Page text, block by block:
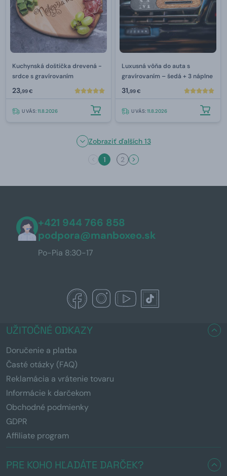
Kuchynská doštička drevená -
srdce s gravírovaním
23,99 €
U VÁS:11.8.2026
Luxusná vôňa do auta s
gravírovaním –⁠ šedá + 3 náplne
31,99 €
U VÁS:11.8.2026
Zobraziť ďalších 13
1
2
+421 944 766 858
podpora@manboxeo.sk
Po-Pia 8:30-17
UŽITOČNÉ ODKAZY
Doručenie a platba
Časté otázky (FAQ)
Reklamácia a vrátenie tovaru
Informácie k darčekom
Obchodné podmienky
GDPR
Affiliate program
PRE KOHO HĽADÁTE DARČEK?